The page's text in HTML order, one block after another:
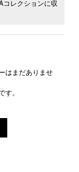
コレクションに収
はまだありませ
す。